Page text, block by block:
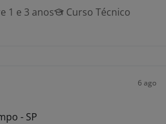
1 e 3 anos
Curso Técnico
6 ago
- SP